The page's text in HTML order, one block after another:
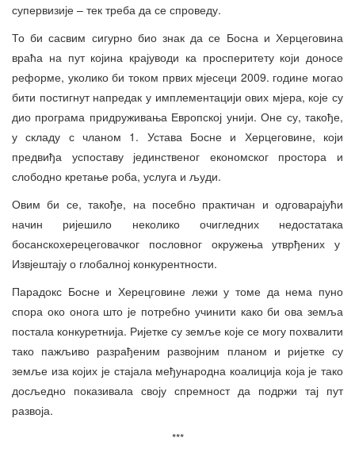
супервизије – тек треба да се спроведу.
То би сасвим сигурно био знак да се Босна и Херцеговина
враћа на пут којина крајуводи ка просперитету који доносе
реформе, уколико би током првих мјесеци 2009. године могао
бити постигнут напредак у имплементацији ових мјера, које су
дио програма придруживања Европској унији. Оне су, такође,
у складу с чланом 1. Устава Босне и Херцеговине, који
предвиђа успоставу јединственог економског простора и
слободно кретање роба, услуга и људи.
Овим би се, такође, на посебно практичан и одговарајући
начин ријешило неколико очигледних недостатака
босанскохерецеговачког пословног окружења утврђених у
Извјештају о глобалној конкурентности.
Парадокс Босне и Херецговине лежи у томе да нема пуно
спора око онога што је потребно учинити како би ова земља
постала конкуретнија. Ријетке су земље које се могу похвалити
тако пажљиво разрађеним развојним планом и ријетке су
земље иза којих је стајала међународна коалиција која је тако
досљедно показивала своју спремност да подржи тај пут
развоја.
***